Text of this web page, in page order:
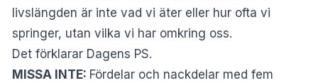
livslängden är inte vad vi äter eller hur ofta vi
springer, utan vilka vi har omkring oss.
Det förklarar Dagens PS.
MISSA INTE: Fördelar och nackdelar med fem